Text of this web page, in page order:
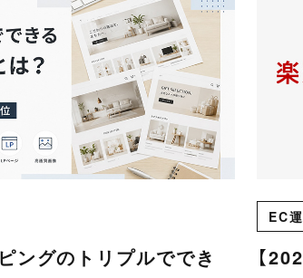
ングのトリプルででき
EC
【